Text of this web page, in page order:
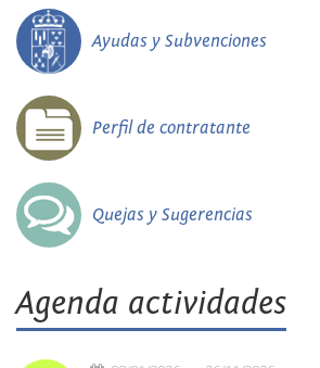
Ayudas y Subvenciones
Perfil de contratante
Quejas y Sugerencias
Agenda actividades